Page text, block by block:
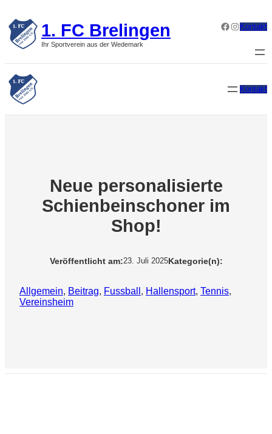
Inhalt
springen 1. FC Brelingen
Ihr Sportverein aus der Wedemark
Facebook
Instagram
Kontakt
Kontakt
Neue personalisierte
Schienbeinschoner im
Shop!
Veröffentlicht am:23. Juli 2025Kategorie(n):
Allgemein, Beitrag, Fussball , Hallensport, Tennis
Vereinsheim